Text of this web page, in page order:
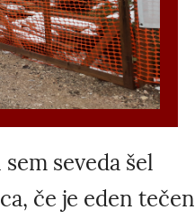
seveda šel
če je eden tečen